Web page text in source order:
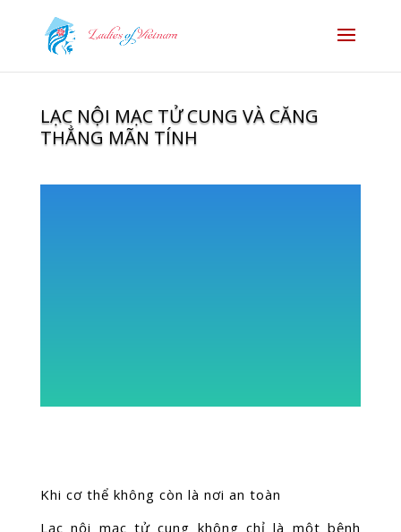
LẠC NỘI MẠC TỬ CUNG VÀ CĂNG
THẲNG MÃN TÍNH
Khi cơ thể không còn là nơi an toàn
Lạc nội mạc tử cung không chỉ là một bệnh